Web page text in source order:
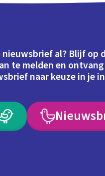
al? Blijf op
te melden en
naar keuze in je